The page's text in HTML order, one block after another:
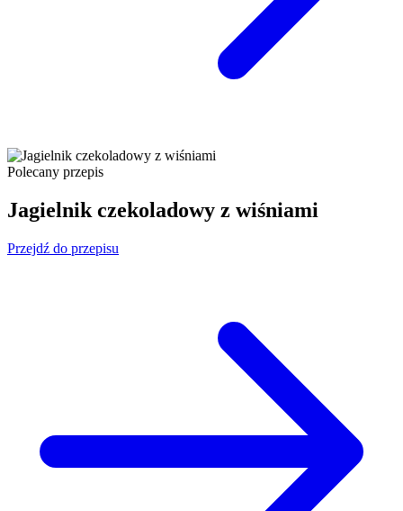
Polecany przepis
Jagielnik czekoladowy z wiśniami
Przejdź do przepisu